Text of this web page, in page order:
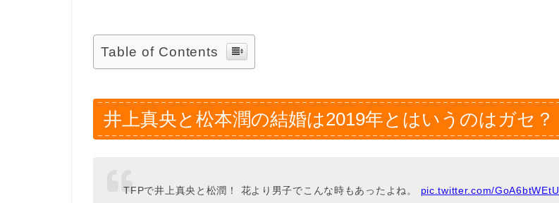
Table of Contents
井上真央と松本潤の結婚は2019年とはいうのはガセ？
TFPで井上真央と松潤！ 花より男子でこんな時もあったよね。 pic.twitter.com/GoA6btWEtU